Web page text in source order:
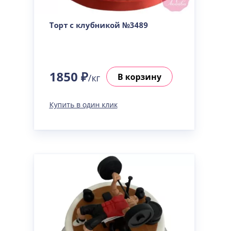
Узнать подробнее о начинке
Советская птичка
Тирамису клубничная
По выбору кондитера
Узнать подробнее о начинке
Торт с клубникой №3489
1850 ₽/кг В корзину
Купить в один клик